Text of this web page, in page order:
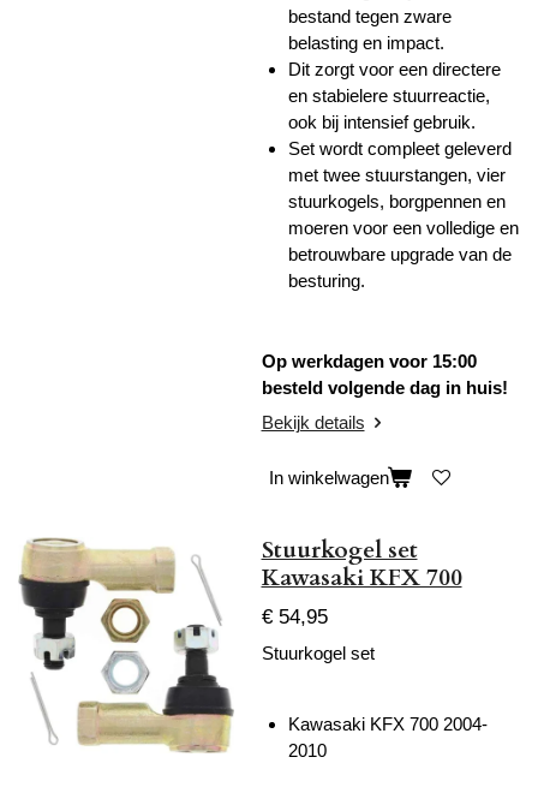
bestand tegen zware
belasting en impact.
Dit zorgt voor een directere
en stabielere stuurreactie,
ook bij intensief gebruik.
Set wordt compleet geleverd
met twee stuurstangen, vier
stuurkogels, borgpennen en
moeren voor een volledige en
betrouwbare upgrade van de
besturing.
Op werkdagen voor 15:00
besteld volgende dag in huis!
Bekijk details
In winkelwagen
Stuurkogel set
Kawasaki KFX 700
€ 54,95
Stuurkogel set
Kawasaki KFX 700 2004-
2010